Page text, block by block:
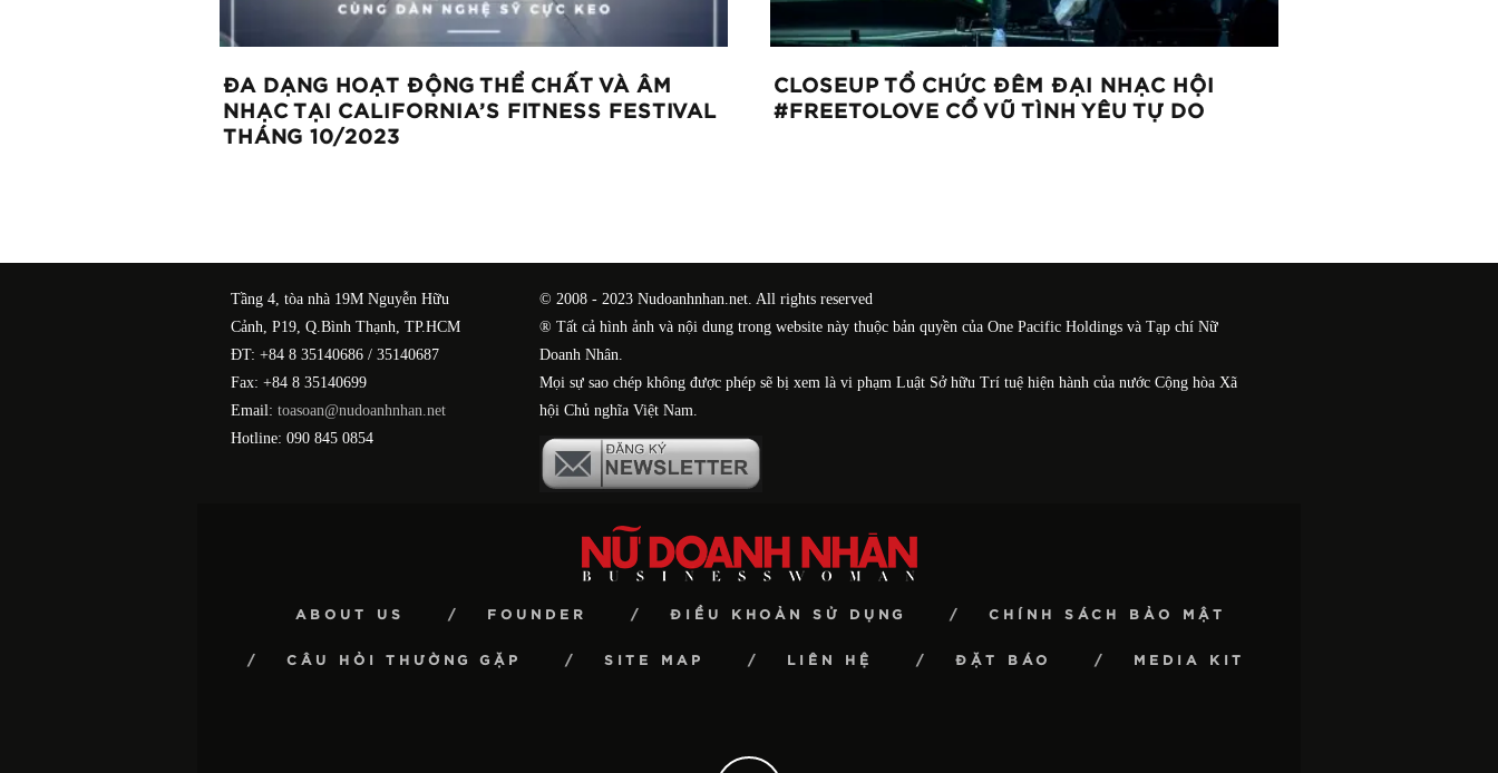
ĐA DẠNG HOẠT ĐỘNG THỂ CHẤT VÀ ÂM
NHẠC TẠI CALIFORNIA’S FITNESS FESTIVAL
THÁNG 10/2023
CLOSEUP TỔ CHỨC ĐÊM ĐẠI NHẠC HỘI
#FREETOLOVE CỔ VŨ TÌNH YÊU TỰ DO
Tầng 4, tòa nhà 19M Nguyễn Hữu
Cảnh, P19, Q.Bình Thạnh, TP.HCM
ĐT: +84 8 35140686 / 35140687
Fax: +84 8 35140699
Email: toasoan@nudoanhnhan.net
Hotline: 090 845 0854
© 2008 - 2023 Nudoanhnhan.net. All rights reserved
® Tất cả hình ảnh và nội dung trong website này thuộc bản quyền của One Pacific Holdings và Tạp chí Nữ
Doanh Nhân.
Mọi sự sao chép không được phép sẽ bị xem là vi phạm Luật Sở hữu Trí tuệ hiện hành của nước Cộng hòa Xã
hội Chủ nghĩa Việt Nam.
ABOUT US FOUNDER ĐIỀU KHOẢN SỬ DỤNG CHÍNH SÁCH BẢO MẬT
CÂU HỎI THƯỜNG GẶP SITE MAP LIÊN HỆ ĐẶT BÁO MEDIA KIT